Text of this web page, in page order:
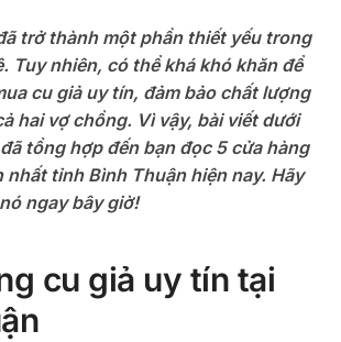
trở thành một phần thiết yếu trong
Tuy nhiên, có thể khá khó khăn để
cu giả uy tín, đảm bảo chất lượng
hai vợ chồng. Vì vậy, bài viết dưới
tổng hợp đến bạn đọc 5 cửa hàng
nhất tỉnh Bình Thuận hiện nay. Hãy
ngay bây giờ!
cu giả uy tín tại